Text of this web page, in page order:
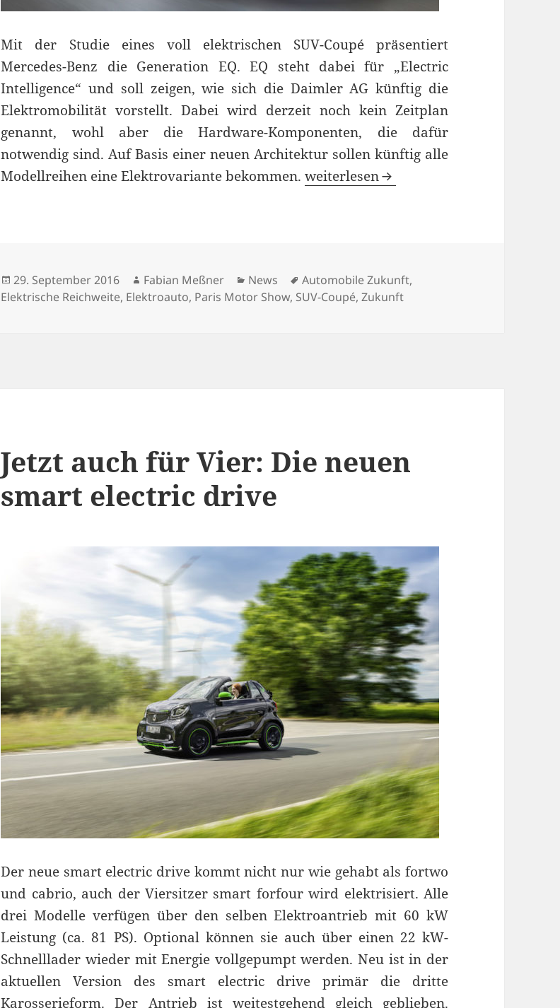
Mit der Studie eines voll elektrischen SUV-Coupé präsentiert
Mercedes-Benz die Generation EQ. EQ steht dabei für „Electric
Intelligence“ und soll zeigen, wie sich die Daimler AG künftig die
Elektromobilität vorstellt. Dabei wird derzeit noch kein Zeitplan
genannt, wohl aber die Hardware-Komponenten, die dafür
notwendig sind. Auf Basis einer neuen Architektur sollen künftig alle
Modellreihen eine Elektrovariante bekommen.Generation EQ: Künftige
weiterlesen
Veröffentlicht
am
29. September 2016 Autor
Fabian Meßner Kategorien
News Schlagwörter
Automobile Zukunft,
Elektrische Reichweite, Elektroauto, Paris Motor Show, SUV-Coupé,Zukunft
Jetzt auch für Vier: Die neuen
smart electric drive
Der neue smart electric drive kommt nicht nur wie gehabt als fortwo
und cabrio, auch der Viersitzer smart forfour wird elektrisiert. Alle
drei Modelle verfügen über den selben Elektroantrieb mit 60 kW
Leistung (ca. 81 PS). Optional können sie auch über einen 22 kW-
Schnelllader wieder mit Energie vollgepumpt werden. Neu ist in der
aktuellen Version des smart electric drive primär die dritte
Karosserieform. Der Antrieb ist weitestgehend gleich geblieben.